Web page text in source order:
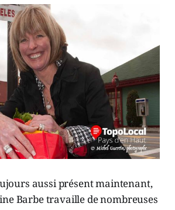
aussi présent maintenant,
Barbe travaille de nombreuses